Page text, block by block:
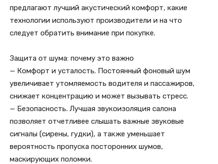
предлагают лучший акустический комфорт, какие
технологии используют производители и на что
следует обратить внимание при покупке.
Защита от шума: почему это важно
— Комфорт и усталость. Постоянный фоновый шум
увеличивает утомляемость водителя и пассажиров,
снижает концентрацию и может вызывать стресс.
— Безопасность. Лучшая звукоизоляция салона
позволяет отчетливее слышать важные звуковые
сигналы (сирены, гудки), а также уменьшает
вероятность пропуска посторонних шумов,
маскирующих поломки.